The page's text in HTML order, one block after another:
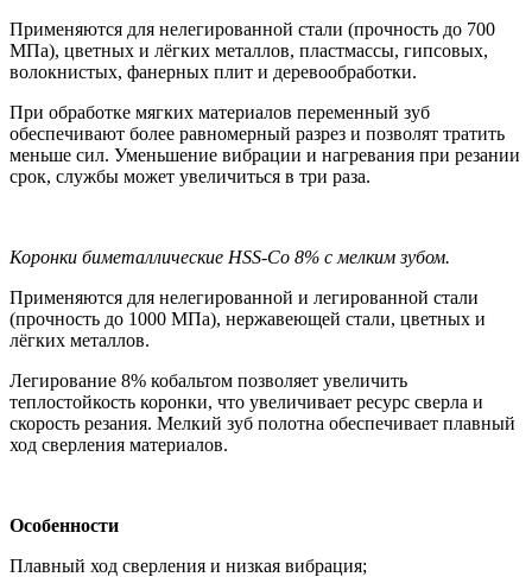
Применяются для нелегированной стали (прочность до 700
МПа), цветных и лёгких металлов, пластмассы, гипсовых,
волокнистых, фанерных плит и деревообработки.
При обработке мягких материалов переменный зуб
обеспечивают более равномерный разрез и позволят тратить
меньше сил. Уменьшение вибрации и нагревания при резании
срок, службы может увеличиться в три раза.
Коронки биметаллические HSS-Co 8% с мелким зубом.
Применяются для нелегированной и легированной стали
(прочность до 1000 МПа), нержавеющей стали, цветных и
лёгких металлов.
Легирование 8% кобальтом позволяет увеличить
теплостойкость коронки, что увеличивает ресурс сверла и
скорость резания. Мелкий зуб полотна обеспечивает плавный
ход сверления материалов.
Особенности
Плавный ход сверления и низкая вибрация;